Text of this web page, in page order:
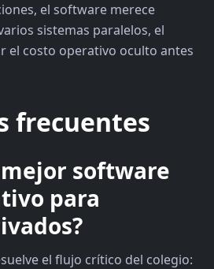
el software merece
sistemas paralelos, el
el costo operativo oculto antes
frecuentes
mejor software
para
el flujo crítico del colegio: